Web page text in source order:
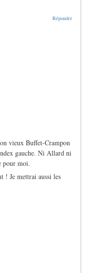
Répondre
vieux Buffet-Crampon
gauche. Ni Allard ni
pour moi.
! Je mettrai aussi les